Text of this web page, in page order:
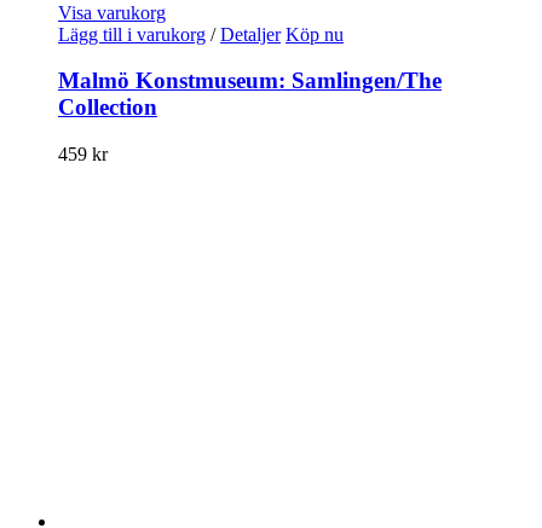
Visa varukorg
Lägg till i varukorg / Detaljer Köp nu
Malmö Konstmuseum: Samlingen/The
Collection
459 kr